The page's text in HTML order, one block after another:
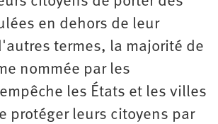
en dehors de leur
termes, la majorité de
nommée par les
les États et les villes
protéger leurs citoyens par